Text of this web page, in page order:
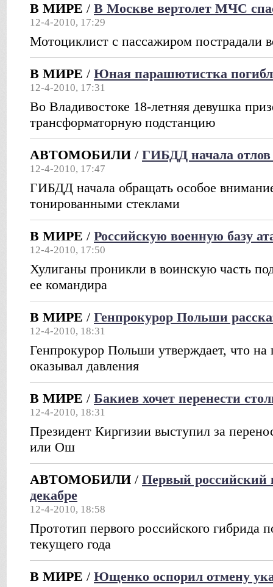
В МИРЕ / В Москве вертолет МЧС
12-4-2010, 17:29
Мотоциклист с пассажиром пострадали
В МИРЕ / Юная парашютистка
12-4-2010, 17:31
Во Владивостоке 18-летняя девушка
трансформаторную подстанцию
АВТОМОБИЛИ / ГИБДД начала
12-4-2010, 17:47
ГИБДД начала обращать особое
тонированными стеклами
В МИРЕ / Российскую военную базу
12-4-2010, 17:50
Хулиганы проникли в воинскую часть
ее командира
В МИРЕ / Генпрокурор Польши
12-4-2010, 18:31
Генпрокурор Польши утверждает, что на
оказывал давления
В МИРЕ / Бакиев хочет перенести
12-4-2010, 18:31
Президент Киргизии выступил за
или Ош
АВТОМОБИЛИ / Первый российский
декабре
12-4-2010, 18:58
Прототип первого российского гибрида
текущего года
В МИРЕ / Ющенко оспорил отмену